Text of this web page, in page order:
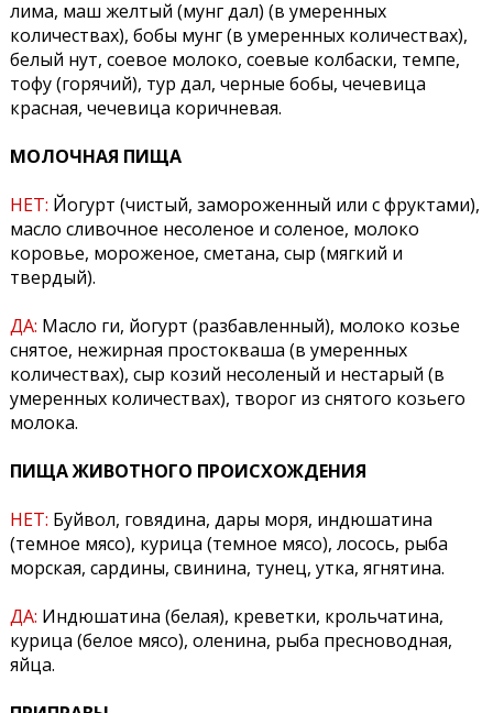
лима, маш желтый (мунг дал) (в умеренных
количествах), бобы мунг (в умеренных количествах),
белый нут, соевое молоко, соевые колбаски, темпе,
тофу (горячий), тур дал, черные бобы, чечевица
красная, чечевица коричневая.
МОЛОЧНАЯ ПИЩА
НЕТ: Йогурт (чистый, замороженный или с фруктами),
масло сливочное несоленое и соленое, молоко
коровье, мороженое, сметана, сыр (мягкий и
твердый).
ДА: Масло ги, йогурт (разбавленный), молоко козье
снятое, нежирная простокваша (в умеренных
количествах), сыр козий несоленый и нестарый (в
умеренных количествах), творог из снятого козьего
молока.
ПИЩА ЖИВОТНОГО ПРОИСХОЖДЕНИЯ
НЕТ: Буйвол, говядина, дары моря, индюшатина
(темное мясо), курица (темное мясо), лосось, рыба
морская, сардины, свинина, тунец, утка, ягнятина.
ДА: Индюшатина (белая), креветки, крольчатина,
курица (белое мясо), оленина, рыба пресноводная,
яйца.